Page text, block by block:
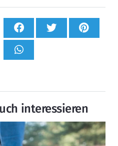
interessieren